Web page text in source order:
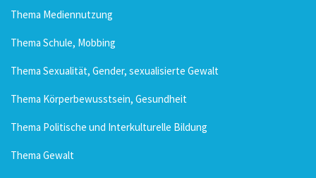
Thema Mediennutzung
Thema Schule, Mobbing
Thema Sexualität, Gender, sexualisierte Gewalt
Thema Körperbewusstsein, Gesundheit
Thema Politische und Interkulturelle Bildung
Thema Gewalt